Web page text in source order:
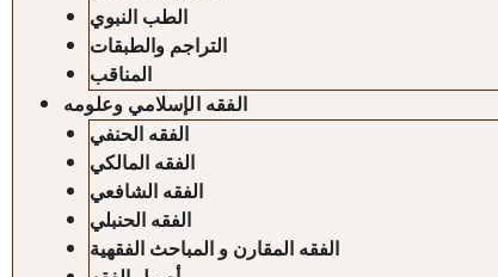
الطب النبوي
التراجم والطبقات
المناقب
الفقه الإسلامي وعلومه
الفقه الحنفي
الفقه المالكي
الفقه الشافعي
الفقه الحنبلي
الفقه المقارن و المباحث الفقهية